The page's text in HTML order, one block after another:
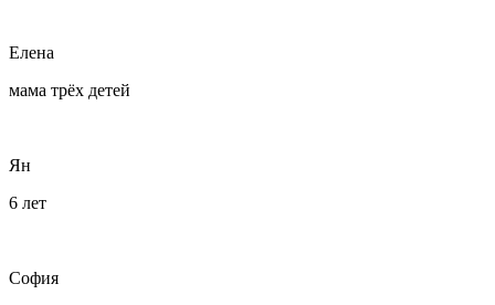
Елена
мама трёх детей
Ян
6 лет
София